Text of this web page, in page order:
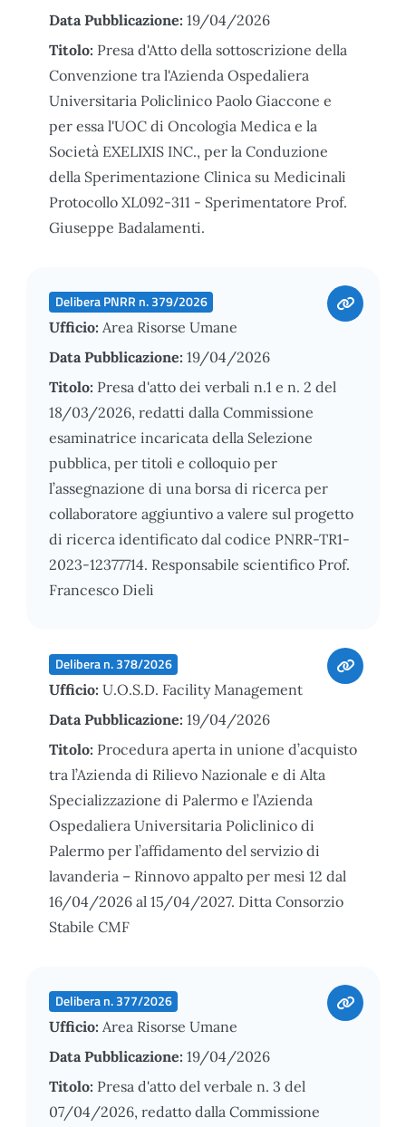
Data Pubblicazione: 19/04/2026
Titolo: Presa d'Atto della sottoscrizione della
Convenzione tra l'Azienda Ospedaliera
Universitaria Policlinico Paolo Giaccone e
per essa l'UOC di Oncologia Medica e la
Società EXELIXIS INC., per la Conduzione
della Sperimentazione Clinica su Medicinali
Protocollo XL092-311 - Sperimentatore Prof.
Giuseppe Badalamenti.
Delibera PNRR n. 379/2026
Ufficio: Area Risorse Umane
Data Pubblicazione: 19/04/2026
Titolo: Presa d'atto dei verbali n.1 e n. 2 del
18/03/2026, redatti dalla Commissione
esaminatrice incaricata della Selezione
pubblica, per titoli e colloquio per
l’assegnazione di una borsa di ricerca per
collaboratore aggiuntivo a valere sul progetto
di ricerca identificato dal codice PNRR-TR1-
2023-12377714. Responsabile scientifico Prof.
Francesco Dieli
Delibera n. 378/2026
Ufficio: U.O.S.D. Facility Management
Data Pubblicazione: 19/04/2026
Titolo: Procedura aperta in unione d’acquisto
tra l’Azienda di Rilievo Nazionale e di Alta
Specializzazione di Palermo e l’Azienda
Ospedaliera Universitaria Policlinico di
Palermo per l’affidamento del servizio di
lavanderia – Rinnovo appalto per mesi 12 dal
16/04/2026 al 15/04/2027. Ditta Consorzio
Stabile CMF
Delibera n. 377/2026
Ufficio: Area Risorse Umane
Data Pubblicazione: 19/04/2026
Titolo: Presa d'atto del verbale n. 3 del
07/04/2026, redatto dalla Commissione